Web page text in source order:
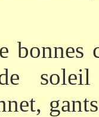
bonnes